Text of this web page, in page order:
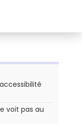
voit pas au